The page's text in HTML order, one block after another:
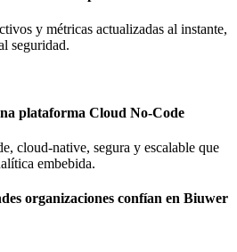
y métricas actualizadas al instante,
seguridad.
plataforma Cloud No-Code
cloud-native, segura y escalable que
embebida.
organizaciones confían en Biuwer